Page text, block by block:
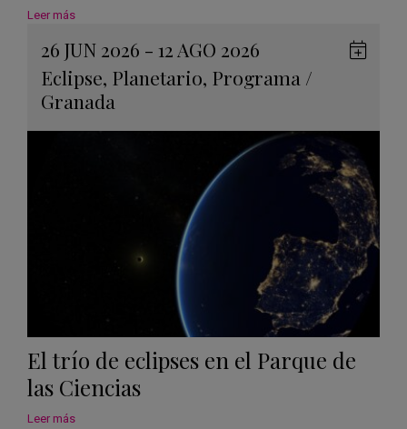
Leer más
26 JUN 2026 - 12 AGO 2026
Eclipse, Planetario, Programa /
Granada
El trío de eclipses en el Parque de
las Ciencias
Leer más